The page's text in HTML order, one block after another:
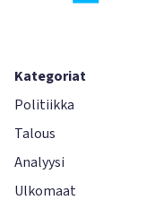
Kategoriat
Politiikka
Talous
Analyysi
Ulkomaat